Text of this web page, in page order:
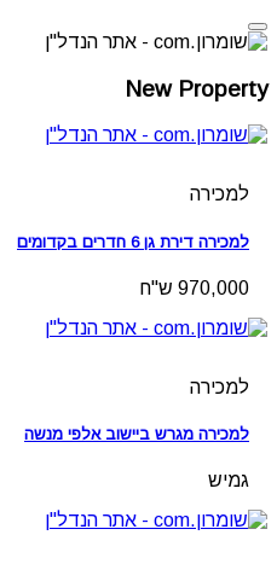
New Property
למכירה
למכירה דירת גן 6 חדרים בקדומים
970,000 ש"ח
למכירה
למכירה מגרש ביישוב אלפי מנשה
גמיש